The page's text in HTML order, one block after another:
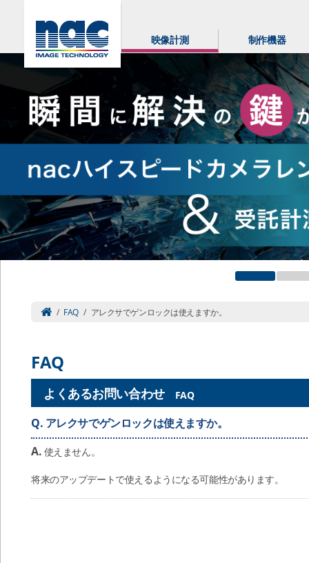
映像計測 制作機器
/ FAQ / アレクサでゲンロックは使えますか。
FAQ
よくあるお問い合わせ FAQ
Q. アレクサでゲンロックは使えますか。
A. 使えません。
将来のアップデートで使えるようになる可能性があります。